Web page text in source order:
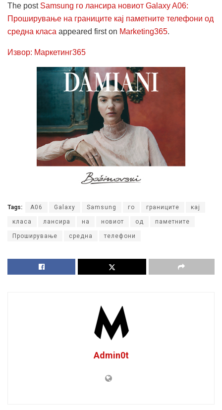
The post Samsung го лансира новиот Galaxy A06:
Проширување на границите кај паметните телефони од
средна класа appeared first on Marketing365.
Извор: Маркетинг365
Tags: A06 Galaxy Samsung го границите кај
класа лансира на новиот од паметните
Проширување средна телефони
Admin0t